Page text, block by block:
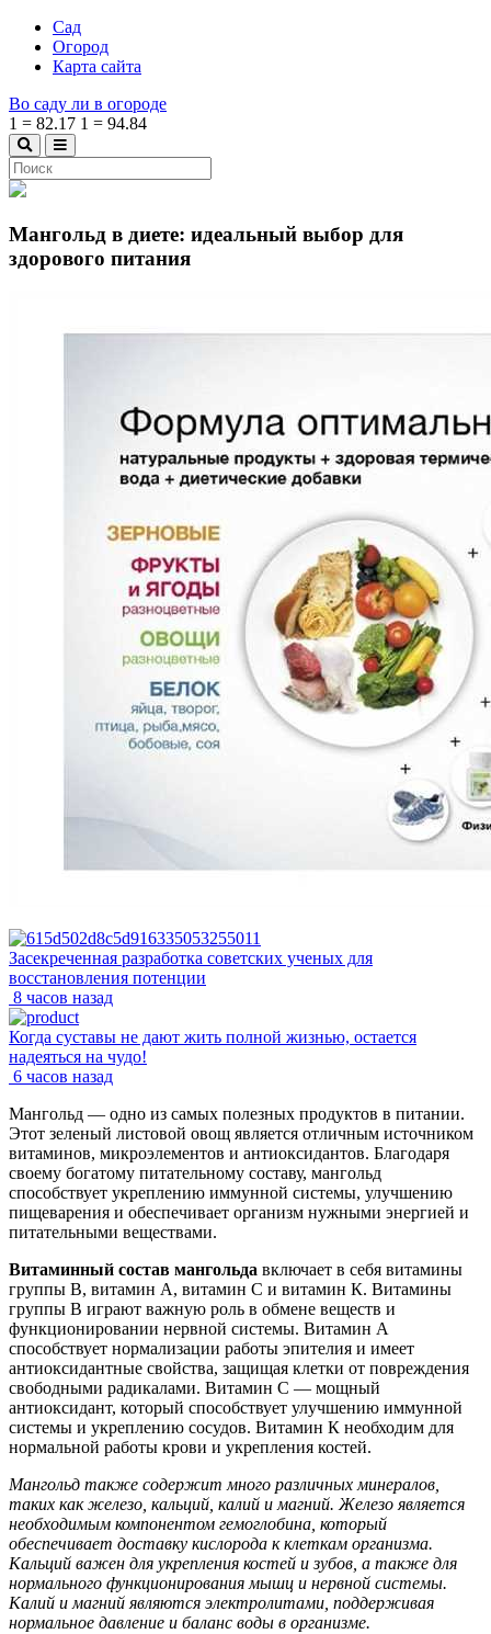
Сад
Огород
Карта сайта
Во саду ли в огороде
1 = 82.17 1 = 94.84
Мангольд в диете: идеальный выбор для
здорового питания
Засекреченная разработка советских ученых для
восстановления потенции
8 часов назад
Когда суставы не дают жить полной жизнью, остается
надеяться на чудо!
6 часов назад
Мангольд — одно из самых полезных продуктов в питании.
Этот зеленый листовой овощ является отличным источником
витаминов, микроэлементов и антиоксидантов. Благодаря
своему богатому питательному составу, мангольд
способствует укреплению иммунной системы, улучшению
пищеварения и обеспечивает организм нужными энергией и
питательными веществами.
Витаминный состав мангольда включает в себя витамины
группы В, витамин А, витамин С и витамин К. Витамины
группы В играют важную роль в обмене веществ и
функционировании нервной системы. Витамин А
способствует нормализации работы эпителия и имеет
антиоксидантные свойства, защищая клетки от повреждения
свободными радикалами. Витамин С — мощный
антиоксидант, который способствует улучшению иммунной
системы и укреплению сосудов. Витамин К необходим для
нормальной работы крови и укрепления костей.
Мангольд также содержит много различных минералов,
таких как железо, кальций, калий и магний. Железо является
необходимым компонентом гемоглобина, который
обеспечивает доставку кислорода к клеткам организма.
Кальций важен для укрепления костей и зубов, а также для
нормального функционирования мышц и нервной системы.
Калий и магний являются электролитами, поддерживая
нормальное давление и баланс воды в организме.